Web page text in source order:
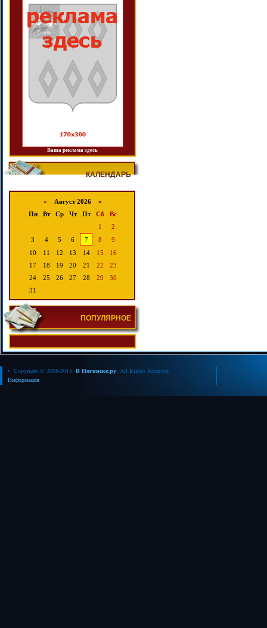
Ваша реклама здесь
КАЛЕНДАРЬ
« Август 2026 »
Пн
Вт Ср Чт Пт Сб
Вс
1
2
3
4 5 6 7 8
9
10
11 12 13 14 15
16
17
18 19 20 21 22
23
24
25 26 27 28 29
30
31
ПОПУЛЯРНОЕ
• Copyright © 2008-2015. В Ногинске.ру. All Rights Reserved
Информация